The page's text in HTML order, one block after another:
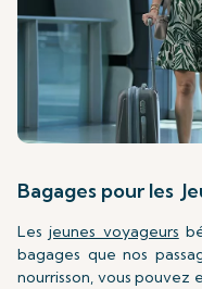
Bagages pour les
Lesjeunes voyageurs
bagages que nos
nourrisson, vous pouvez